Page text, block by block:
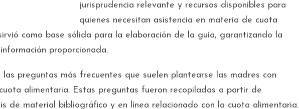
jurisprudencia relevante y recursos disponibles para
quienes necesitan asistencia en materia de cuota
como base sólida para la elaboración de la guía, garantizando la
proporcionada.
preguntas más frecuentes que suelen plantearse las madres con
alimentaria. Estas preguntas fueron recopiladas a partir de
de material bibliográfico y en línea relacionado con la cuota alimentaria.